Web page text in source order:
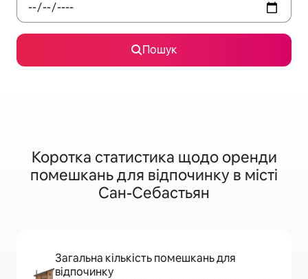
Пошук
Коротка статистика щодо оренди
помешкань для відпочинку в місті
Сан-Себастьян
Загальна кількість помешкань для
відпочинку